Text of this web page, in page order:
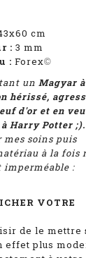
cm
: 3 mm
: Forex©
un Magyar à
hérissé,
d'or et en
Harry Potter ;).
mes soins puis
à la fois
imperméable :
VOTRE
de le mettre
effet plus